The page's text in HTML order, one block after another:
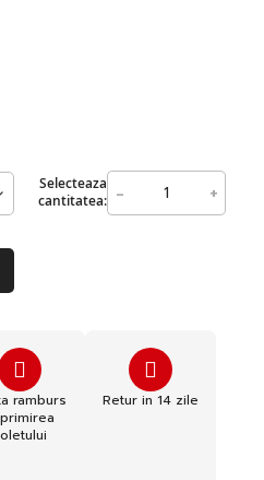
Selecteaza
cantitatea: - +
ramburs
Retur in 14 zile